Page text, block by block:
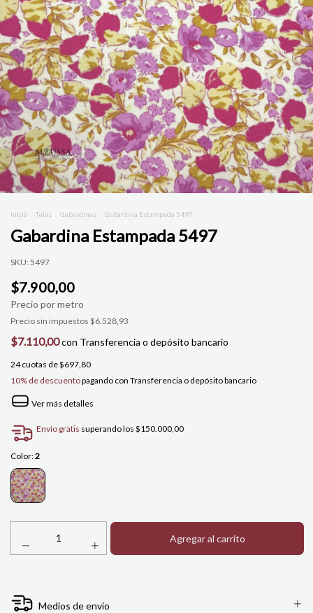
Inicio Telas Gabardinas Gabardina Estampada 5497
Gabardina Estampada 5497
SKU: 5497
$7.900,00
Precio sin impuestos $6.528,93
$7.110,00con Transferencia o depósito bancario
24 cuotas de$697,80
10% de descuentopagando con Transferencia o depósito bancario
Ver más detalles
Envío gratis superando los $150.000,00
Color:2
Medios de envío